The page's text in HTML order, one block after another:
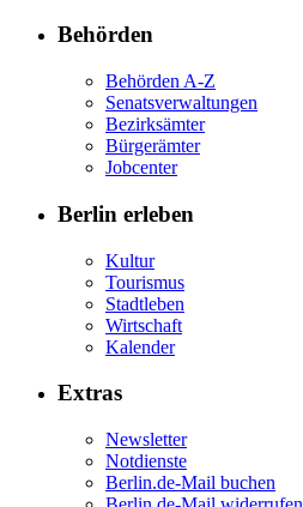
Behörden
Behörden A-Z
Senatsverwaltungen
Bezirksämter
Bürgerämter
Jobcenter
Berlin erleben
Kultur
Tourismus
Stadtleben
Wirtschaft
Kalender
Extras
Newsletter
Notdienste
Berlin.de-Mail buchen